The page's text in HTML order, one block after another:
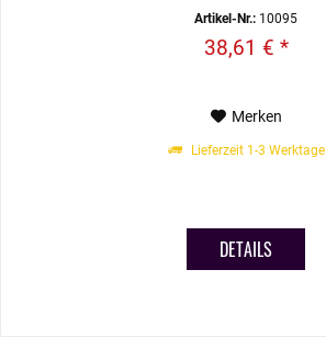
Artikel-Nr.: 10095
38,61 € *
Merken
Lieferzeit 1-3 Werktage
DETAILS